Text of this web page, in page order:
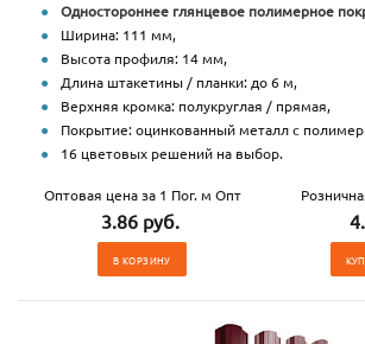
Одностороннее глянцевое полимерное
Ширина: 111 мм,
Высота профиля: 14 мм,
Длина штакетины / планки: до 6 м,
Верхняя кромка: полукруглая / прямая,
Покрытие: оцинкованный металл с
16 цветовых решений на выбор.
Оптовая цена за 1 Пог. м Опт
3.86 руб.
В КОРЗИНУ